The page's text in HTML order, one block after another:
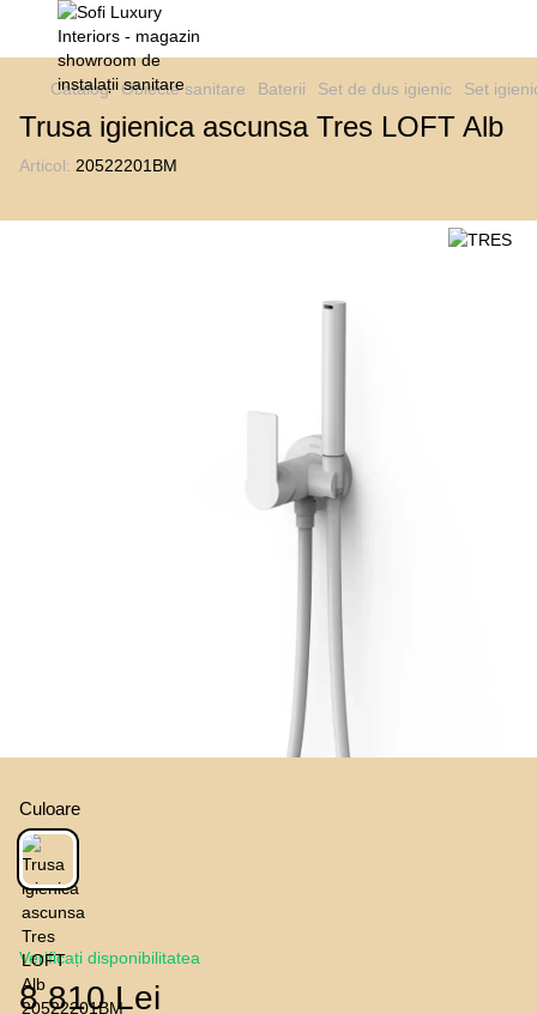
Catalog Obiecte sanitare Baterii Set de dus igienic Set
Trusa igienica ascunsa Tres LOFT Alb
Articol: 20522201BM
Culoare
Verificați disponibilitatea
8 810 Lei